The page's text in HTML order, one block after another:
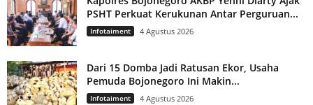
PSHT Perkuat Kerukunan Antar Perguruan...
Infotaiment 4 Agustus 2026
Dari 15 Domba Jadi Ratusan Ekor, Usaha
Pemuda Bojonegoro Ini Makin...
Infotaiment 4 Agustus 2026